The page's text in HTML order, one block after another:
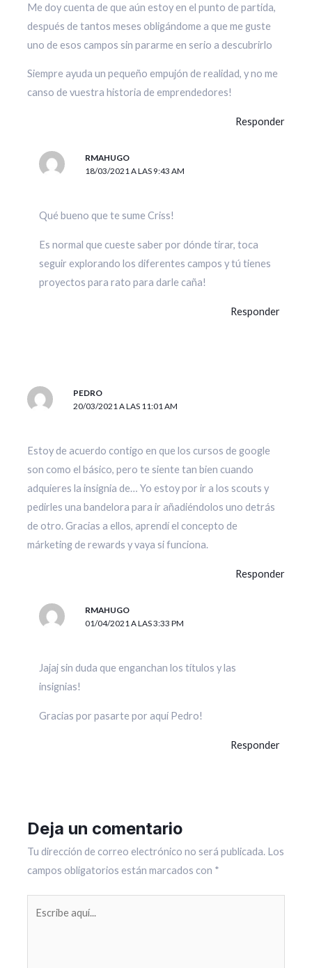
Me doy cuenta de que aún estoy en el punto de partida,
después de tantos meses obligándome a que me guste
uno de esos campos sin pararme en serio a descubrirlo
Siempre ayuda un pequeño empujón de realidad, y no me
canso de vuestra historia de emprendedores!
Responder
RMAHUGO
18/03/2021 A LAS 9:43 AM
Qué bueno que te sume Criss!
Es normal que cueste saber por dónde tirar, toca
seguir explorando los diferentes campos y tú tienes
proyectos para rato para darle caña!
Responder
PEDRO
20/03/2021 A LAS 11:01 AM
Estoy de acuerdo contigo en que los cursos de google
son como el básico, pero te siente tan bien cuando
adquieres la insignia de… Yo estoy por ir a los scouts y
pedirles una bandelora para ir añadiéndolos uno detrás
de otro. Gracias a ellos, aprendí el concepto de
márketing de rewards y vaya si funciona.
Responder
RMAHUGO
01/04/2021 A LAS 3:33 PM
Jajaj sin duda que enganchan los títulos y las
insignias!
Gracias por pasarte por aquí Pedro!
Responder
Deja un comentario
Tu dirección de correo electrónico no será publicada. Los
campos obligatorios están marcados con *